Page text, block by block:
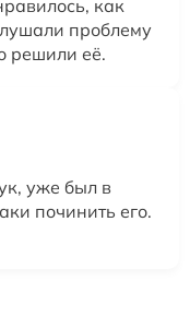
как
проблему
решили её.
уже был в
починить его.